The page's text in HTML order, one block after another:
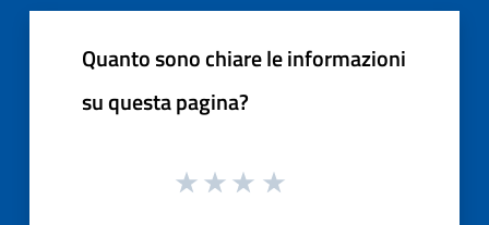
Quanto sono chiare le informazioni
su questa pagina?